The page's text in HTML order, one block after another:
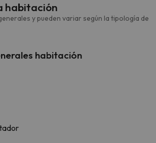
habitación
y pueden variar según la tipología de
habitación